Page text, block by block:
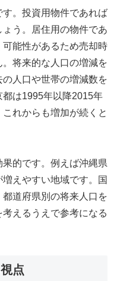
。投資用物件であれば
う。居住用の物件であ
能性があるため売却時
将来的な人口の増減を
人口や世帯の増減数を
は1995年以降2015年
れからも増加が続くと
的です。例えば沖縄県
えやすい地域です。国
道府県別の将来人口を
えるうえで参考になる
点